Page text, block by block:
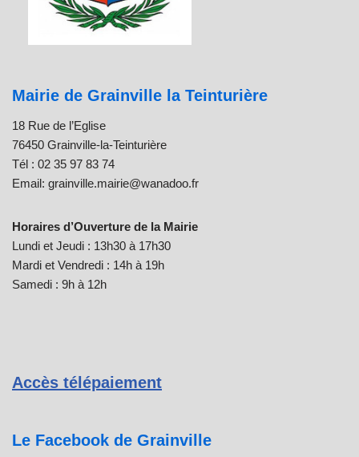
Mairie de Grainville la Teinturière
18 Rue de l’Eglise
76450 Grainville-la-Teinturière
Tél : 02 35 97 83 74
Email: grainville.mairie@wanadoo.fr
Horaires d’Ouverture de la Mairie
Lundi et Jeudi : 13h30 à 17h30
Mardi et Vendredi : 14h à 19h
Samedi : 9h à 12h
Accès télépaiement
Le Facebook de Grainville